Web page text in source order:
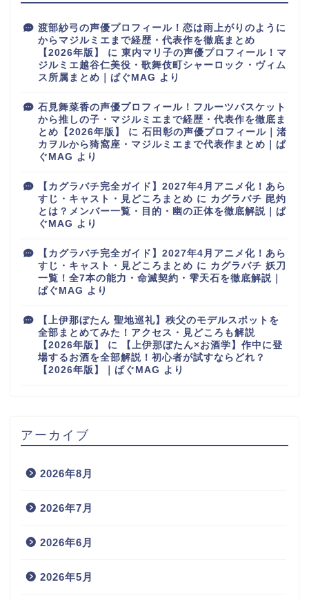
渡部紗弓の声優プロフィール！恋は雨上がりのように
からマジルミエまで経歴・代表作を徹底まとめ
【2026年版】
に 東内マリ子の声優プロフィール！マ
ジルミエ越谷仁美役・歌舞伎町シャーロック・ヴィム
ス所属まとめ｜ぱぐMAG より
石見舞菜香の声優プロフィール！フルーツバスケット
から推しの子・マジルミエまで経歴・代表作を徹底ま
とめ【2026年版】
に 石田彰の声優プロフィール｜渚
カヲルから猗窩座・マジルミエまで代表作まとめ｜ぱ
ぐMAG より
【カグラバチ完全ガイド】2027年4月アニメ化！あら
すじ・キャスト・見どころまとめ に カグラバチ 毘灼
とは？メンバー一覧・目的・幽の正体を徹底解説｜ぱ
ぐMAG より
【カグラバチ完全ガイド】2027年4月アニメ化！あら
すじ・キャスト・見どころまとめ に カグラバチ 妖刀
一覧！全7本の能力・命滅契約・雫天石を徹底解説｜
ぱぐMAG より
【上伊那ぼたん 聖地巡礼】秩父のモデルスポットを
全部まとめてみた！アクセス・見どころも解説
【2026年版】
に
【上伊那ぼたん×お酒学】作中に登
場するお酒を全部解説！初心者が試すならどれ？
【2026年版】｜ぱぐMAG より
アーカイブ
2026年8月
2026年7月
2026年6月
2026年5月